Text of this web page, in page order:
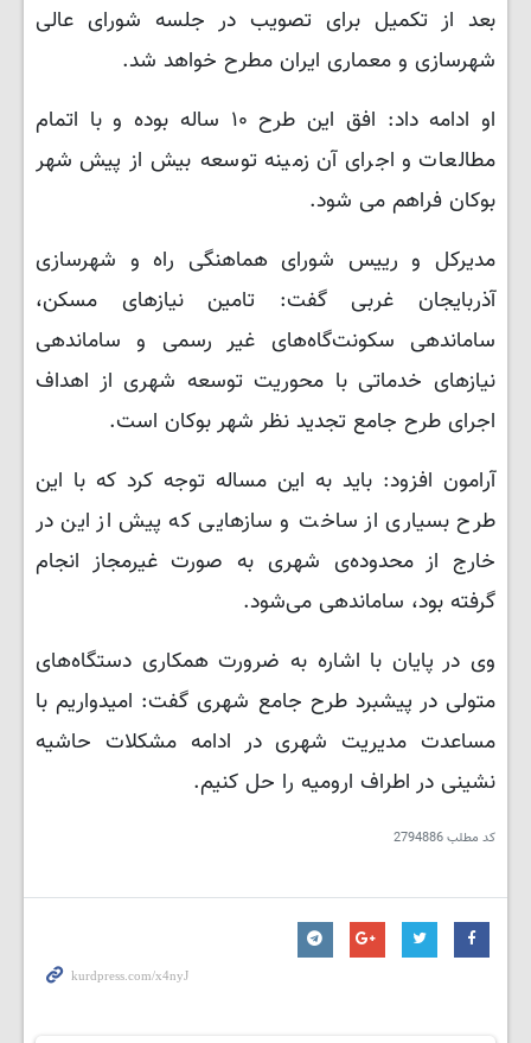
بعد از تکمیل برای تصویب در جلسه شورای عالی
شهرسازی و معماری ایران مطرح خواهد شد.
او ادامه داد: افق این طرح ۱۰ ساله بوده و با اتمام
مطالعات و اجرای آن زمینه توسعه بیش از پیش شهر
بوکان فراهم می شود.
مدیرکل و رییس شورای هماهنگی راه و شهرسازی
آذربایجان غربی گفت: تامین نیازهای مسکن،
ساماندهی سکونت‌گاه‌های غیر رسمی و ساماندهی
نیازهای خدماتی با محوریت توسعه شهری از اهداف
اجرای طرح جامع تجدید نظر شهر بوکان است.
آرامون افزود: باید به این مساله توجه کرد که با این
طرح بسیاری از ساخت و سازهایی که پیش از این در
خارج از محدوده‌ی شهری به صورت غیرمجاز انجام
گرفته بود، ساماندهی می‌شود.
وی در پایان با اشاره به ضرورت همکاری دستگاه‌های
متولی در پیشبرد طرح جامع شهری گفت: امیدواریم با
مساعدت مدیریت شهری در ادامه مشکلات حاشیه
نشینی در اطراف ارومیه را حل کنیم.
کد مطلب2794886